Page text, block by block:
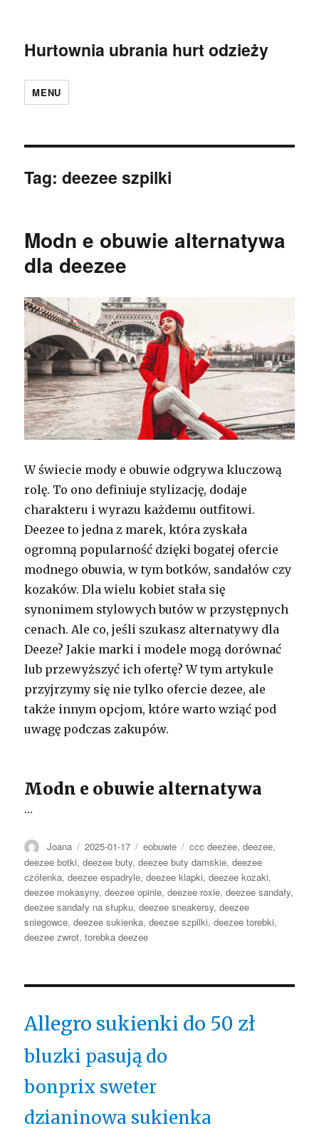
Hurtownia ubrania hurt odzieży
MENU
Tag:deezee szpilki
Modn e obuwie alternatywa
dla deezee
W świecie mody e obuwie odgrywa kluczową
rolę. To ono definiuje stylizację, dodaje
charakteru i wyrazu każdemu outfitowi.
Deezee to jedna z marek, która zyskała
ogromną popularność dzięki bogatej ofercie
modnego obuwia, w tym botków, sandałów czy
kozaków. Dla wielu kobiet stała się
synonimem stylowych butów w przystępnych
cenach. Ale co, jeśli szukasz alternatywy dla
Deeze? Jakie marki i modele mogą dorównać
lub przewyższyć ich ofertę? W tym artykule
przyjrzymy się nie tylko ofercie dezee, ale
także innym opcjom, które warto wziąć pod
uwagę podczas zakupów.
Modn e obuwie alternatywa
…
Autor
Joana Opublikowano
2025-01-17 Kategorie
eobuwie Tagi
ccc deezee,deezee,
deezee botki,deezee buty,deezee buty damskie,deezee
czółenka,deezee espadryle,deezee klapki,deezee kozaki,
deezee mokasyny,deezee opinie,deezee roxie,deezee sandały,
deezee sandały na słupku,deezee sneakersy,deezee
sniegowce,deezee sukienka,deezee szpilki,deezee torebki,
deezee zwrot,torebka deezee
Allegro sukienki do 50 zł
bluzki pasują do
bonprix sweter
dzianinowa sukienka